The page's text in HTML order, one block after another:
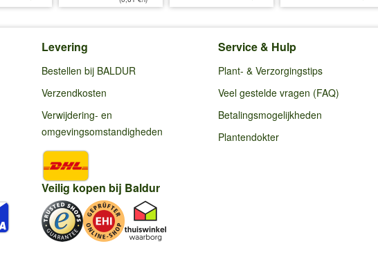
Levering
Bestellen bij BALDUR
Verzendkosten
Verwijdering- en
omgevingsomstandigheden
Service & Hulp
Plant- & Verzorgingstips
Veel gestelde vragen (FAQ)
Betalingsmogelijkheden
Plantendokter
Veilig kopen bij Baldur